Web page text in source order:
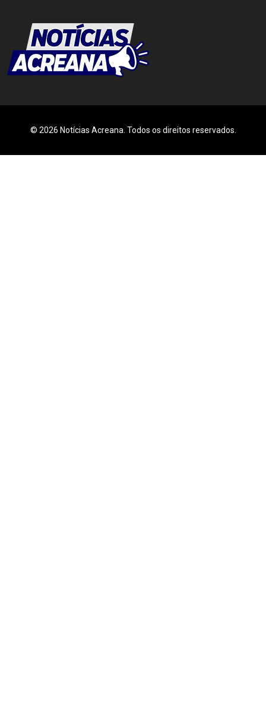
© 2026 Notícias Acreana. Todos os direitos reservados.